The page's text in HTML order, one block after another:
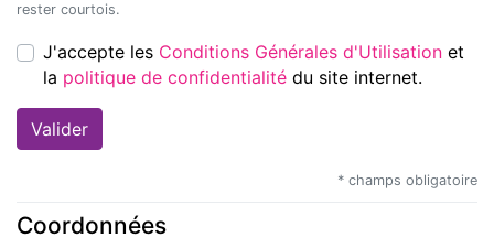
rester courtois.
J'accepte les Conditions Générales d'Utilisation et
la
politique de confidentialité du site internet.
* champs obligatoire
Coordonnées